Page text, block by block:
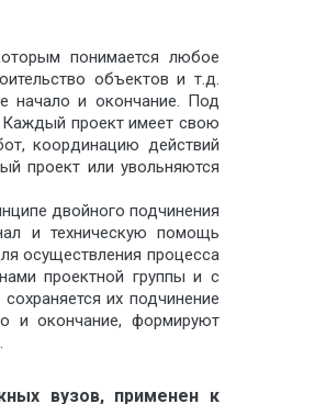
понимается любое
объектов и т.д.
начало и окончание. Под
Каждый проект имеет свою
координацию действий
проект или увольняются
двойного подчинения
и техническую помощь
осуществления процесса
проектной группы и с
их подчинение
и окончание, формируют
вузов, применен к